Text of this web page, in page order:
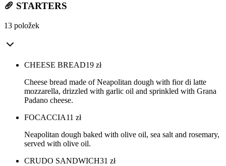
🥖 STARTERS
13 položek
CHEESE BREAD19 zł
Cheese bread made of Neapolitan dough with fior di latte
mozzarella, drizzled with garlic oil and sprinkled with Grana
Padano cheese.
FOCACCIA11 zł
Neapolitan dough baked with olive oil, sea salt and rosemary,
served with olive oil.
CRUDO SANDWICH31 zł